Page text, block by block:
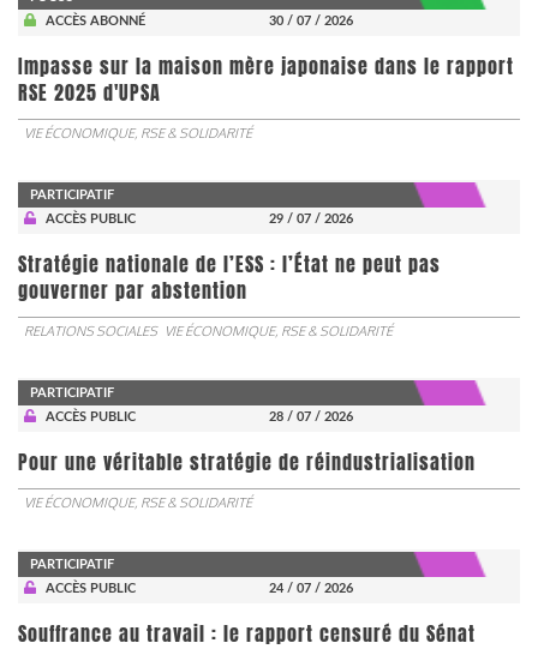
ACCÈS ABONNÉ
30 / 07 / 2026
Impasse sur la maison mère japonaise dans le rapport
RSE 2025 d'UPSA
VIE ÉCONOMIQUE, RSE & SOLIDARITÉ
PARTICIPATIF
ACCÈS PUBLIC
29 / 07 / 2026
Stratégie nationale de l’ESS : l’État ne peut pas
gouverner par abstention
RELATIONS SOCIALES VIE ÉCONOMIQUE, RSE & SOLIDARITÉ
PARTICIPATIF
ACCÈS PUBLIC
28 / 07 / 2026
Pour une véritable stratégie de réindustrialisation
VIE ÉCONOMIQUE, RSE & SOLIDARITÉ
PARTICIPATIF
ACCÈS PUBLIC
24 / 07 / 2026
Souffrance au travail : le rapport censuré du Sénat